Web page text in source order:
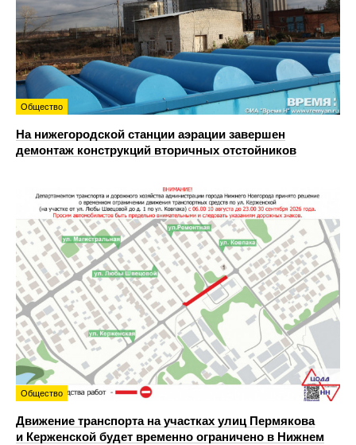
Общество
На нижегородской станции аэрации завершен
демонтаж конструкций вторичных отстойников
Общество
Движение транспорта на участках улиц Пермякова
и Керженской будет временно ограничено в Нижнем